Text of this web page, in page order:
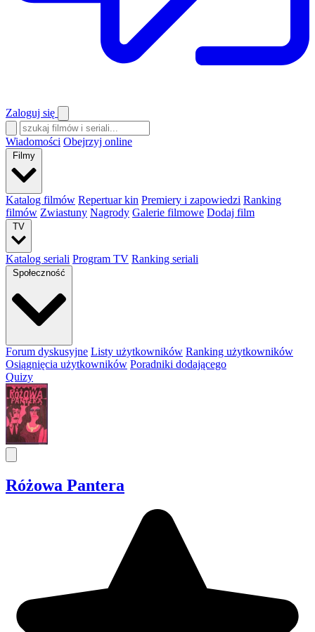
Zaloguj się
Wiadomości Obejrzyj online
Filmy
Katalog filmów Repertuar kin Premiery i zapowiedzi Ranking
filmów Zwiastuny Nagrody Galerie filmowe Dodaj film
TV
Katalog seriali Program TV Ranking seriali
Społeczność
Forum dyskusyjne Listy użytkowników Ranking użytkowników
Osiągnięcia użytkowników Poradniki dodającego
Quizy
Różowa Pantera